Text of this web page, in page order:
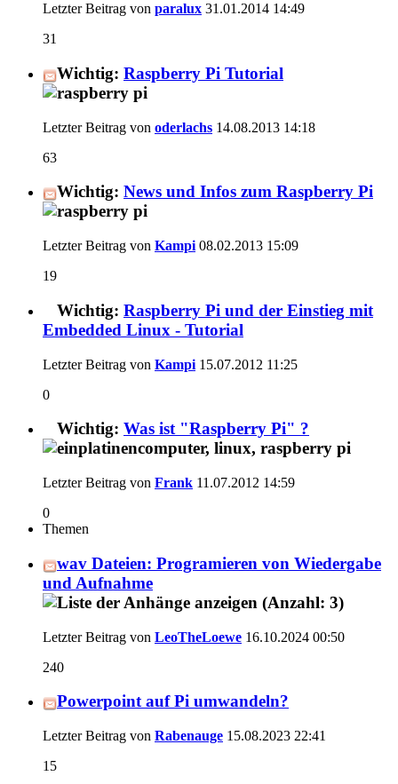
Letzter Beitrag von paralux 31.01.2014 14:49
31
Wichtig: Raspberry Pi Tutorial
Letzter Beitrag von oderlachs 14.08.2013 14:18
63
Wichtig: News und Infos zum Raspberry Pi
Letzter Beitrag von Kampi 08.02.2013 15:09
19
Wichtig: Raspberry Pi und der Einstieg mit
Embedded Linux - Tutorial
Letzter Beitrag von Kampi 15.07.2012 11:25
0
Wichtig: Was ist "Raspberry Pi" ?
Letzter Beitrag von Frank 11.07.2012 14:59
0
Themen
wav Dateien: Programieren von Wiedergabe
und Aufnahme
Letzter Beitrag von LeoTheLoewe 16.10.2024 00:50
240
Powerpoint auf Pi umwandeln?
Letzter Beitrag von Rabenauge 15.08.2023 22:41
15